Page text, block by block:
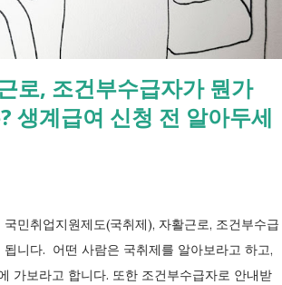
적용되고 있는지 쉽게 확인할 수 있습니다. 아래
나 특정기호를 찾아보시기 바랍니다. 암·희귀질
및 상병코드 Ⅰ. 「본인일부부담금 산정특례에 관
정기호 코드 구분 대상 특정기호 1 미등록암환자
D00～D09, D32～D33, D37～D48)으로 진료를
인일부부담금 산정특례에 관한 기준」 제2조 관
로, 조건부수급자가 뭔가
생계급여 신청 전 알아두세
민취업지원제도(국취제), 자활근로, 조건부수급
니다. 어떤 사람은 국취제를 알아보라고 하고,
가보라고 합니다. 또한 조건부수급자로 안내받